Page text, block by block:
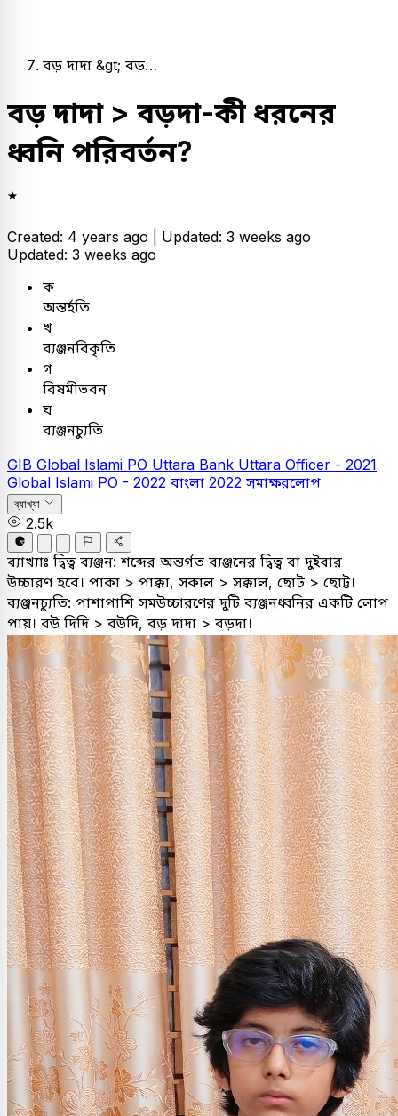
বড় দাদা &gt; বড়…
বড় দাদা > বড়দা-কী ধরনের
ধ্বনি পরিবর্তন?
Created: 4 years ago | Updated: 3 weeks ago
Updated: 3 weeks ago
ক
অন্তর্হতি
খ
ব্যঞ্জনবিকৃতি
গ
বিষমীভবন
ঘ
ব্যঞ্জনচ্যুতি
GIB Global Islami PO Uttara Bank Uttara Officer - 2021
Global Islami PO - 2022 বাংলা 2022 সমাক্ষরলোপ
ব্যাখ্যা
2.5k
ব্যাখ্যাঃ দ্বিত্ব ব্যঞ্জন: শব্দের অন্তর্গত ব্যঞ্জনের দ্বিত্ব বা দুইবার
উচ্চারণ হবে। পাকা > পাক্কা, সকাল > সক্কাল, ছোট > ছোট্ট।
ব্যঞ্জনচ্যুতি: পাশাপাশি সমউচ্চারণের দুটি ব্যঞ্জনধ্বনির একটি লোপ
পায়। বউ দিদি > বউদি, বড় দাদা > বড়দা।